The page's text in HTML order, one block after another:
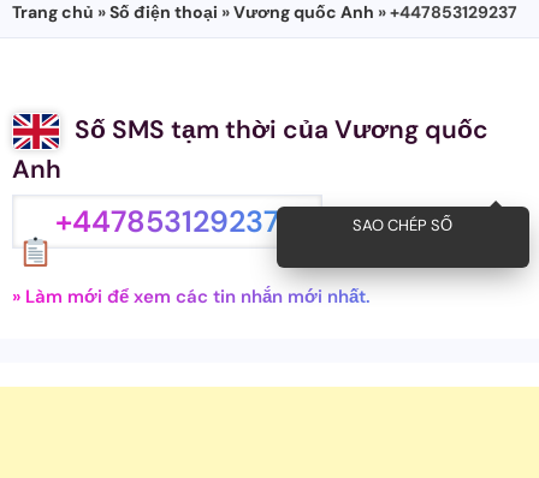
Trang chủ »Số điện thoại »Vương quốc Anh » +447853129237
Số SMS tạm thời của Vương quốc
Anh
+447853129237 SAO CHÉP SỐ
» Làm mới để xem các tin nhắn mới nhất.